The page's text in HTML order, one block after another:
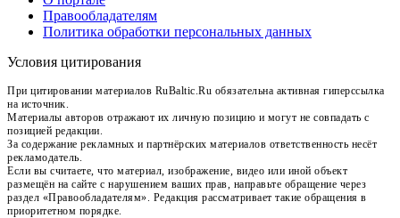
Правообладателям
Политика обработки персональных данных
Условия цитирования
При цитировании материалов RuBaltic.Ru обязательна активная гиперссылка
на источник.
Материалы авторов отражают их личную позицию и могут не совпадать с
позицией редакции.
За содержание рекламных и партнёрских материалов ответственность несёт
рекламодатель.
Если вы считаете, что материал, изображение, видео или иной объект
размещён на сайте с нарушением ваших прав, направьте обращение через
раздел «Правообладателям». Редакция рассматривает такие обращения в
приоритетном порядке.